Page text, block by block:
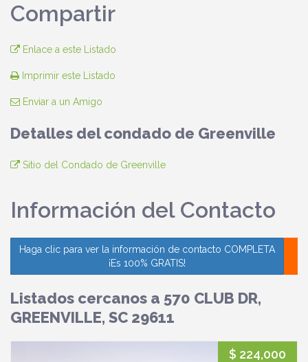
Compartir
Enlace a este Listado
Imprimir este Listado
Enviar a un Amigo
Detalles del condado de Greenville
Sitio del Condado de Greenville
Información del Contacto
Haga clic para ver la información de contacto COMPLETA
¡Es 100% GRATIS!
Listados cercanos a 570 CLUB DR,
GREENVILLE, SC 29611
$ 224,000